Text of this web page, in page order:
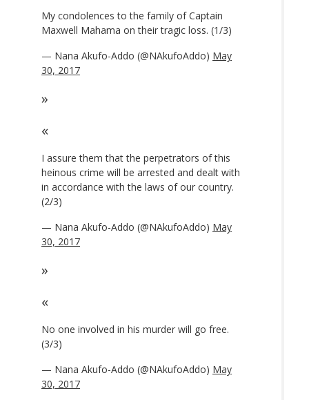
My condolences to the family of Captain
Maxwell Mahama on their tragic loss. (1/3)
— Nana Akufo-Addo (@NAkufoAddo) May
30, 2017
I assure them that the perpetrators of this
heinous crime will be arrested and dealt with
in accordance with the laws of our country.
(2/3)
— Nana Akufo-Addo (@NAkufoAddo) May
30, 2017
No one involved in his murder will go free.
(3/3)
— Nana Akufo-Addo (@NAkufoAddo) May
30, 2017